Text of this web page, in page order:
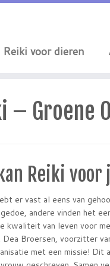
Reiki voor dieren
– Groene
Reiki voor
er vast al eens van
andere vinden het
kwaliteit van leven voor
Dea Broersen, voorzitter
met een missie! Dit